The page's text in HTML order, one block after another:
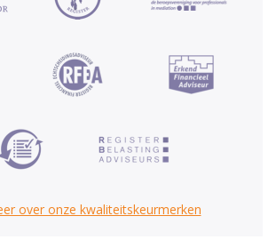
over onze kwaliteitskeurmerken